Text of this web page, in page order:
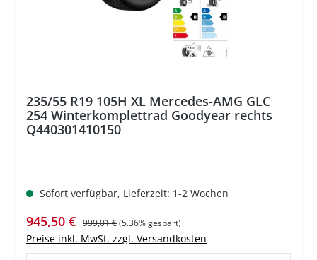
235/55 R19 105H XL Mercedes-AMG GLC
254 Winterkomplettrad Goodyear rechts
Q440301410150
Sofort verfügbar, Lieferzeit: 1-2 Wochen
Verkaufspreis:
945,50 € Regulärer Preis:
999,01 €(5.36% gespart)
Preise inkl. MwSt. zzgl. Versandkosten